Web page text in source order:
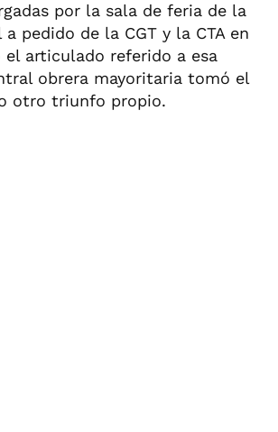
por la sala de feria de la
pedido de la CGT y la CTA en
articulado referido a esa
obrera mayoritaria tomó el
otro triunfo propio.